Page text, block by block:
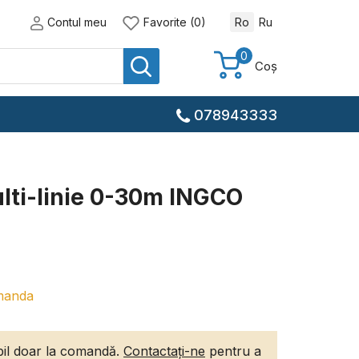
Contul meu Favorite (0) Ro Ru
0
Coș
078943333
linie 0-30m INGCO
doar la comandă. Contactați-ne pentru a